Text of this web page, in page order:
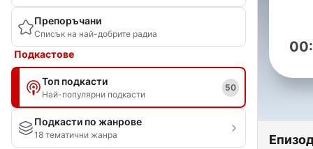
Препоръчани
Списък на най-добрите радиа
Подкастове
Топ подкасти
Най-популярни подкасти
50
Подкасти по жанрове
18 тематични жанра